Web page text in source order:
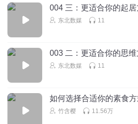
004 三：更适合你的起
东北数媒 11
003 二：更适合你的思
东北数媒 11
如何选择合适你的素食
竹含樱 11.56万